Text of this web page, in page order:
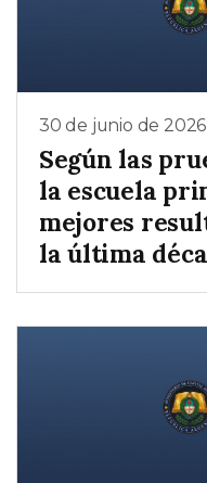
30 de junio de 2026
Según las
la escuela
mejores
la última